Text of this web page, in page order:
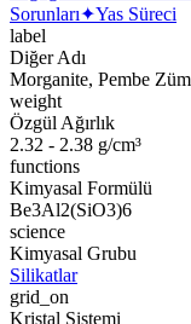
Sorunları✦Yas Süreci
label
Diğer Adı
Morganite, Pembe
weight
Özgül Ağırlık
2.32 - 2.38 g/cm³
functions
Kimyasal Formülü
Be3Al2(SiO3)6
science
Kimyasal Grubu
Silikatlar
grid_on
Kristal Sistemi